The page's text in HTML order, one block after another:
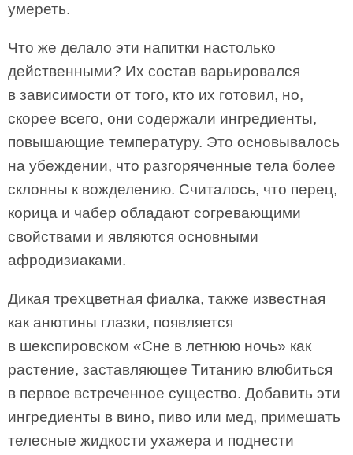
умереть.
Что же делало эти напитки настолько
действенными? Их состав варьировался
в зависимости от того, кто их готовил, но,
скорее всего, они содержали ингредиенты,
повышающие температуру. Это основывалось
на убеждении, что разгоряченные тела более
склонны к вожделению. Считалось, что перец,
корица и чабер обладают согревающими
свойствами и являются основными
афродизиаками.
Дикая трехцветная фиалка, также известная
как анютины глазки, появляется
в шекспировском «Сне в летнюю ночь» как
растение, заставляющее Титанию влюбиться
в первое встреченное существо. Добавить эти
ингредиенты в вино, пиво или мед, примешать
телесные жидкости ухажера и поднести